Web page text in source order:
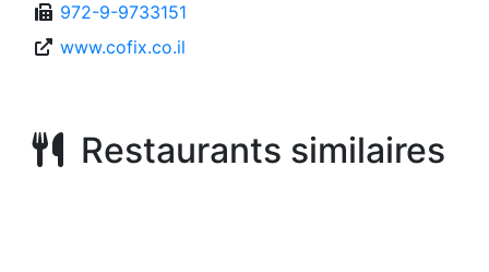
972-9-9733151
www.cofix.co.il
Restaurants similaires